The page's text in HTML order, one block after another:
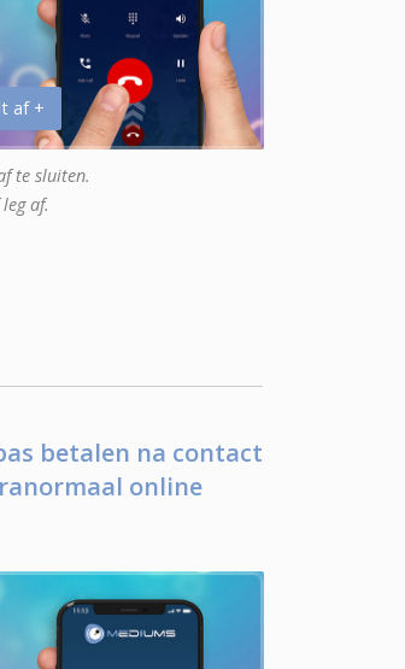
af +
te sluiten.
af.
betalen na contact
online